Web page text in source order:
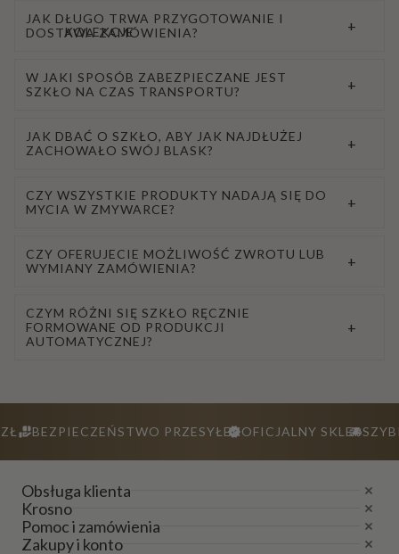
KOLEKCJE
JAK DŁUGO TRWA PRZYGOTOWANIE I
DOSTAWA ZAMÓWIENIA?
+
W JAKI SPOSÓB ZABEZPIECZANE JEST
SZKŁO NA CZAS TRANSPORTU?
+
JAK DBAĆ O SZKŁO, ABY JAK NAJDŁUŻEJ
ZACHOWAŁO SWÓJ BLASK?
+
CZY WSZYSTKIE PRODUKTY NADAJĄ SIĘ DO
MYCIA W ZMYWARCE?
+
CZY OFERUJECIE MOŻLIWOŚĆ ZWROTU LUB
WYMIANY ZAMÓWIENIA?
+
CZYM RÓŻNI SIĘ SZKŁO RĘCZNIE
FORMOWANE OD PRODUKCJI
AUTOMATYCZNEJ?
+
BEZPIECZEŃSTWO PRZESYŁEKOFICJALNY SKLEP
Obsługa klienta
Krosno
Pomoc i zamówienia
Zakupy i konto